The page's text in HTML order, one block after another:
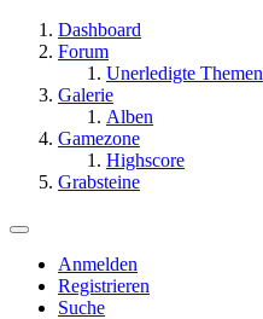
Dashboard
Forum
Unerledigte Themen
Galerie
Alben
Gamezone
Highscore
Grabsteine
Anmelden
Registrieren
Suche